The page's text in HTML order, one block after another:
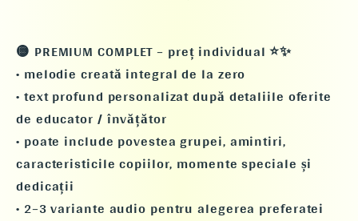
🟡 PREMIUM COMPLET – preț individual ⭐✨
• melodie creată integral de la zero
• text profund personalizat după detaliile oferite
de educator / învățător
• poate include povestea grupei, amintiri,
caracteristicile copiilor, momente speciale și
dedicații
• 2–3 variante audio pentru alegerea preferatei